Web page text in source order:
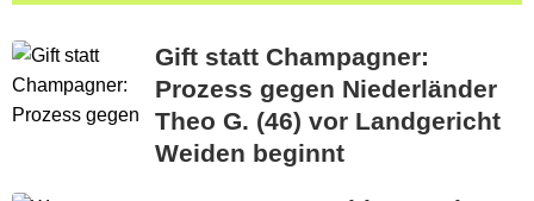
Gift statt Champagner:
Prozess gegen Niederländer
Theo G. (46) vor Landgericht
Weiden beginnt